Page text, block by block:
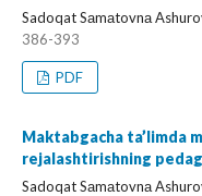
Sadoqat Sаmаtovnа
386-393
PDF
Maktabgacha ta’limda
rejalashtirishning
Sadoqat Sаmаtovnа